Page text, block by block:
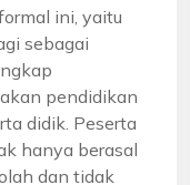
ini, yaitu
sebagai
pendidikan
didik. Peserta
hanya berasal
dan tidak